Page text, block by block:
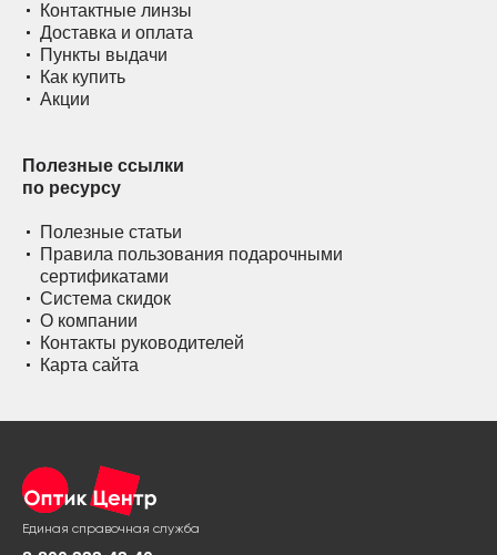
Контактные линзы
Доставка и оплата
Пункты выдачи
Как купить
Акции
Полезные ссылки
по ресурсу
Полезные статьи
Правила пользования подарочными
сертификатами
Система скидок
О компании
Контакты руководителей
Карта сайта
Единая справочная служба